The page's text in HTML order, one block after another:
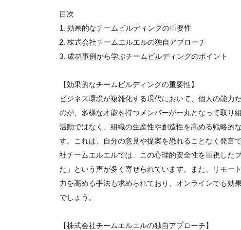
目次
1. 効果的なチームビルディングの重要性
2. 株式会社チームエルエルの独自アプローチ
3. 成功事例から学ぶチームビルディングのポイント
【効果的なチームビルディングの重要性】
ビジネス環境が複雑化する現代において、個人の能力
のが、多様な才能を持つメンバーが一丸となって取り
活動ではなく、組織の生産性や創造性を高める戦略的
す。これは、自分の意見や提案を恐れることなく発言
社チームエルエルでは、この心理的安全性を重視した
た」という声が多く寄せられています。また、リモー
力を高める手法も求められており、オンラインでも効
でしょう。
【株式会社チームエルエルの独自アプローチ】